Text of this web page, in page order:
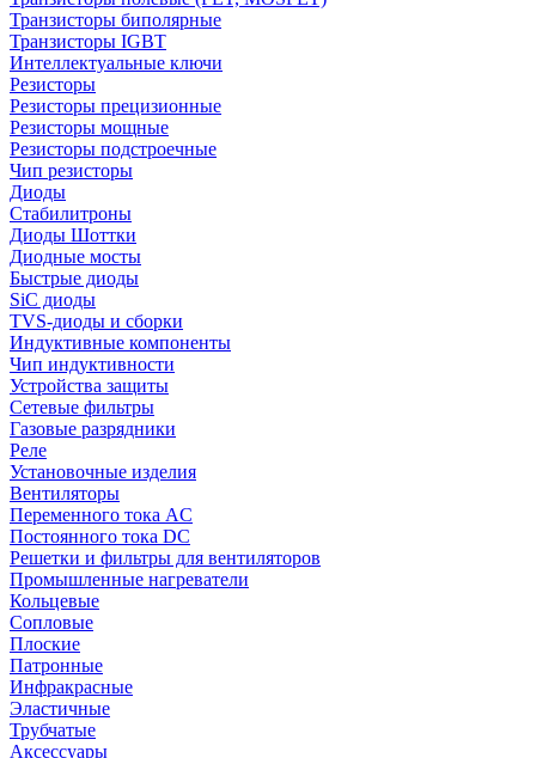
Транзисторы биполярные
Транзисторы IGBT
Интеллектуальные ключи
Резисторы
Резисторы прецизионные
Резисторы мощные
Резисторы подстроечные
Чип резисторы
Диоды
Стабилитроны
Диоды Шоттки
Диодные мосты
Быстрые диоды
SiC диоды
TVS-диоды и сборки
Индуктивные компоненты
Чип индуктивности
Устройства защиты
Сетевые фильтры
Газовые разрядники
Реле
Установочные изделия
Вентиляторы
Переменного тока AC
Постоянного тока DC
Решетки и фильтры для вентиляторов
Промышленные нагреватели
Кольцевые
Сопловые
Плоские
Патронные
Инфракрасные
Эластичные
Трубчатые
Аксессуары